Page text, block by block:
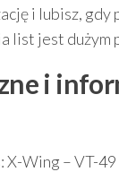
i lubisz,
list jest dużym
i
X-Wing – VT-